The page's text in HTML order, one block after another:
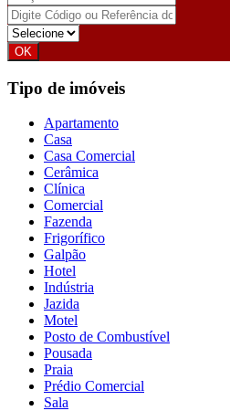
Tipo de imóveis
Apartamento
Casa
Casa Comercial
Cerâmica
Clínica
Comercial
Fazenda
Frigorífico
Galpão
Hotel
Indústria
Jazida
Motel
Posto de Combustível
Pousada
Praia
Prédio Comercial
Sala